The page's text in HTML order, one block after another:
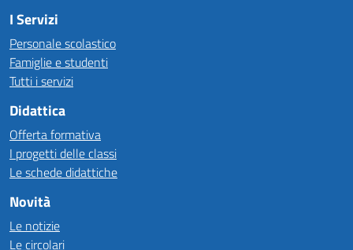
I Servizi
Personale scolastico
Famiglie e studenti
Tutti i servizi
Didattica
Offerta formativa
I progetti delle classi
Le schede didattiche
Novità
Le notizie
Le circolari